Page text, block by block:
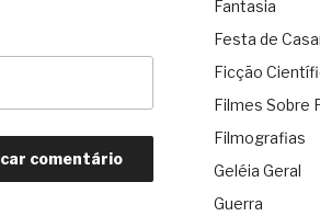
Fantasia
Festa de
Ficção
Filmes Sobre
Filmografias
Geléia Geral
Guerra